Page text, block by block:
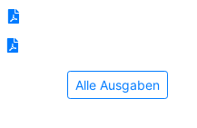
Alle Ausgaben